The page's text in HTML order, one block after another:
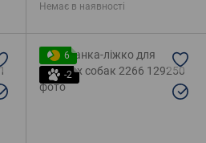
Немає в наявності
6
-2